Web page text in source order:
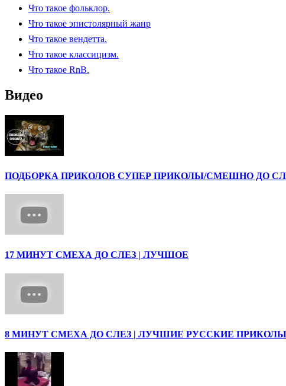
Что такое фольклор.
Что такое эпистолярный жанр
Что такое вендетта.
Что такое классицизм.
Что такое RnB.
Видео
ПОДБОРКА ПРИКОЛОВ СУПЕР ПРИКОЛЫ/СМЕШНО ДО
17 МИНУТ СМЕХА ДО СЛЕЗ | ЛУЧШОЕ
8 МИНУТ СМЕХА ДО СЛЕЗ | ЛУЧШИЕ РУССКИЕ ПРИКОЛЫ